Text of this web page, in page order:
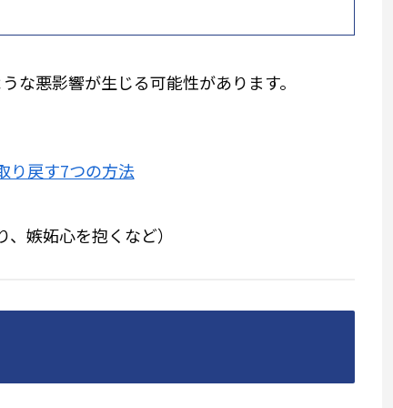
な悪影響が生じる可能性があります。
り戻す7つの方法
嫉妬心を抱くなど）